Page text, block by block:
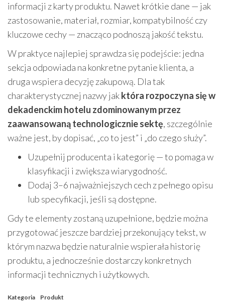
informacji z karty produktu. Nawet krótkie dane — jak
zastosowanie, materiał, rozmiar, kompatybilność czy
kluczowe cechy — znacząco podnoszą jakość tekstu.
W praktyce najlepiej sprawdza się podejście: jedna
sekcja odpowiada na konkretne pytanie klienta, a
druga wspiera decyzję zakupową. Dla tak
charakterystycznej nazwy jakktóra rozpoczyna się w
dekadenckim hotelu zdominowanym przez
zaawansowaną technologicznie sektę, szczególnie
ważne jest, by dopisać, „co to jest” i „do czego służy”.
Uzupełnij producenta i kategorię — to pomaga w
klasyfikacji i zwiększa wiarygodność.
Dodaj 3–6 najważniejszych cech z pełnego opisu
lub specyfikacji, jeśli są dostępne.
Gdy te elementy zostaną uzupełnione, będzie można
przygotować jeszcze bardziej przekonujący tekst, w
którym nazwa będzie naturalnie wspierała historię
produktu, a jednocześnie dostarczy konkretnych
informacji technicznych i użytkowych.
Kategoria Produkt